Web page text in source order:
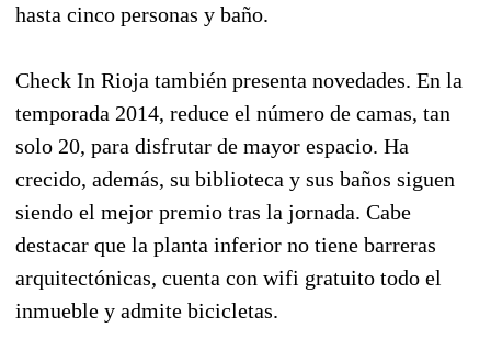
hasta cinco personas y baño.
Check In Rioja también presenta novedades. En la
temporada 2014, reduce el número de camas, tan
solo 20, para disfrutar de mayor espacio. Ha
crecido, además, su biblioteca y sus baños siguen
siendo el mejor premio tras la jornada. Cabe
destacar que la planta inferior no tiene barreras
arquitectónicas, cuenta con wifi gratuito todo el
inmueble y admite bicicletas.